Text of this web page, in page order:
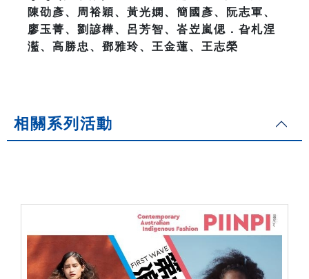
陳劭彥、周裕穎、黃光嫻、簡國彥、阮志軍、
廖玉菁、劉諺樺、呂芳智、峇岦嵐偲．旮札涅
灆、高勝忠、鄧雅玲、王金蓮、王志榮
相關系列活動